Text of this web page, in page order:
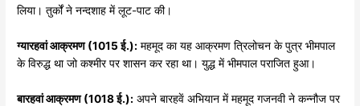
लिया। तुर्कों ने नन्दशाह में लूट-पाट की।
ग्यारहवांआक्रमण (1015ई.): महमूद का यह आक्रमण त्रिलोचन के पुत्र भीमपाल
के विरुद्ध था जो कश्मीर पर शासन कर रहा था। युद्ध में भीमपाल पराजित हुआ।
बारहवांआक्रमण (1018ई.): अपने बारहवें अभियान में महमूद गजनवी ने कन्नौज पर